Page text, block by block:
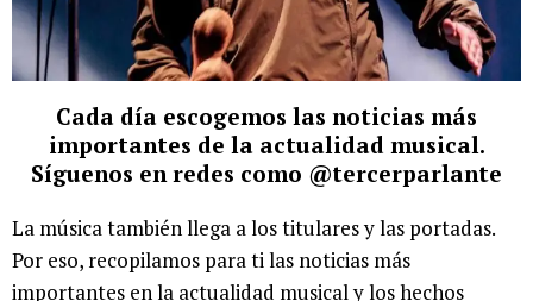
Cada día escogemos las noticias más
importantes de la actualidad musical.
Síguenos en redes como @tercerparlante
La música también llega a los titulares y las portadas.
Por eso, recopilamos para ti las noticias más
importantes en la actualidad musical y los hechos